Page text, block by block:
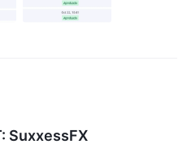
SuxxessFX